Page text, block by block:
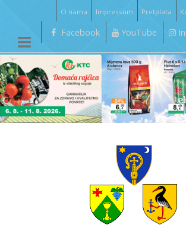
O nama Impressum Pretplata
Facebook YouTube